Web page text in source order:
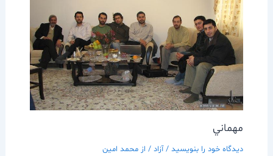
مهماني
دیدگاه‌ خود را بنویسید /آزاد/ از محمد امین